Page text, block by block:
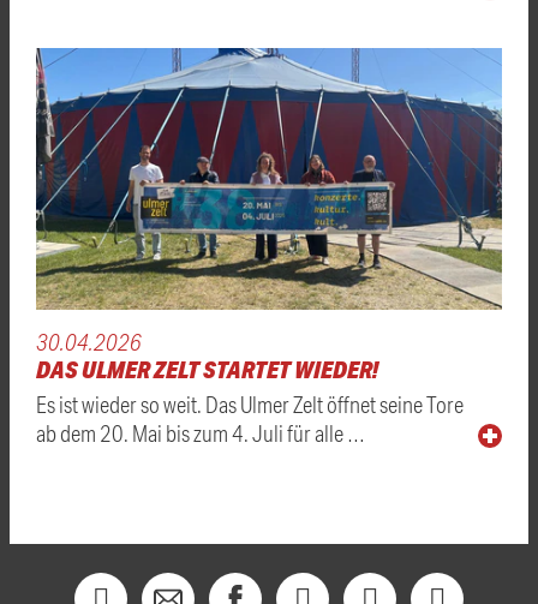
30.04.2026
DAS ULMER ZELT STARTET WIEDER!
Es ist wieder so weit. Das Ulmer Zelt öffnet seine Tore
ab dem 20. Mai bis zum 4. Juli für alle …